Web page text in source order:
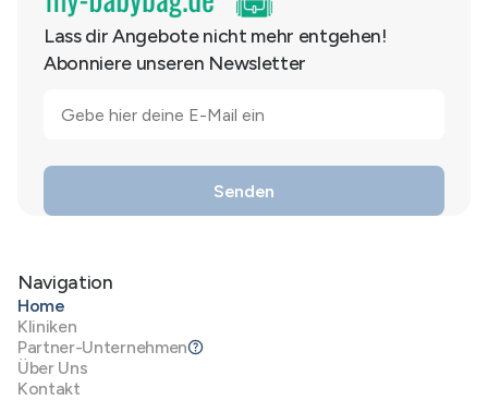
Lass dir Angebote nicht mehr entgehen!
Abonniere unseren Newsletter
Navigation
Home
Kliniken
Partner-Unternehmen
Über Uns
Kontakt